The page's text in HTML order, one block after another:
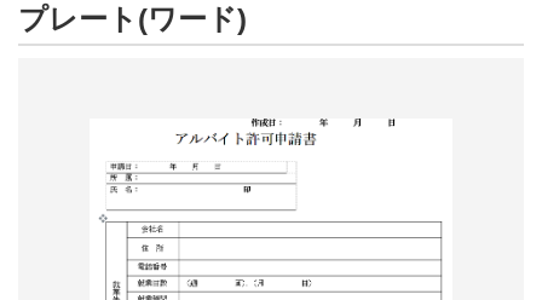
形
ジ
プレート(ワード)